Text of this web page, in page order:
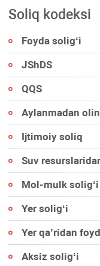
Soliq kodeksi
Foyda soligʻi
JShDS
QQS
Aylanmadan
Ijtimoiy soliq
Suv
Mol-mulk soligʻi
Yer soligʻi
Yer qa’ridan
Aksiz soligʻi